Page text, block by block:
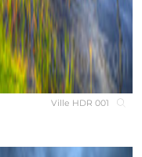
Ville HDR 001